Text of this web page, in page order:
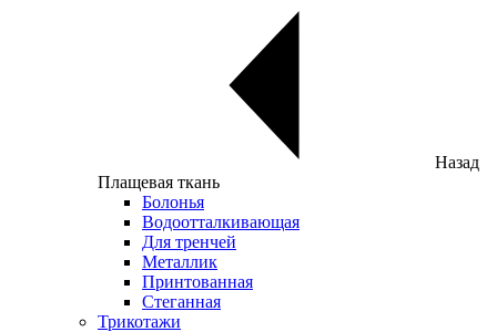
Назад
Плащевая ткань
Болонья
Водоотталкивающая
Для тренчей
Металлик
Принтованная
Стеганная
Трикотажи